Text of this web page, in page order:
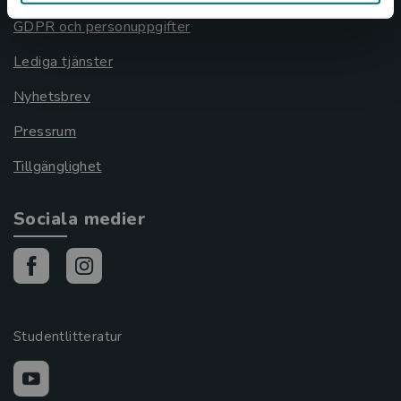
GDPR och personuppgifter
Lediga tjänster
Nyhetsbrev
Pressrum
Tillgänglighet
Sociala medier
Studentlitteratur